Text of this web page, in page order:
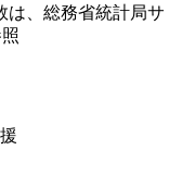
は、総務省統計局サ